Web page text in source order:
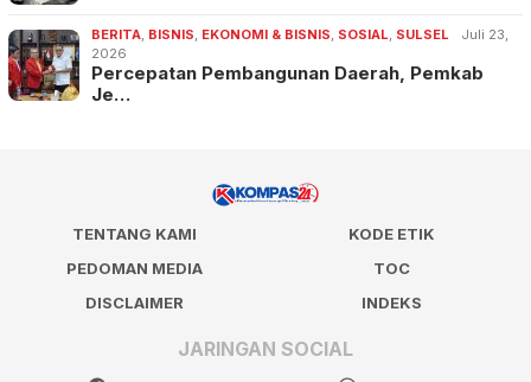
BERITA BISNIS EKONOMI & BISNIS SOSIAL SULSEL
Juli 23,
2026
Percepatan Pembangunan Daerah, Pemkab
Je…
TENTANG KAMI
KODE ETIK
PEDOMAN MEDIA
TOC
DISCLAIMER
INDEKS
JARINGAN SOCIAL